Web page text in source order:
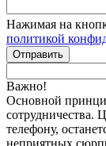
Нажимая на
политикой
Важно!
Основной
сотрудничества.
телефону,